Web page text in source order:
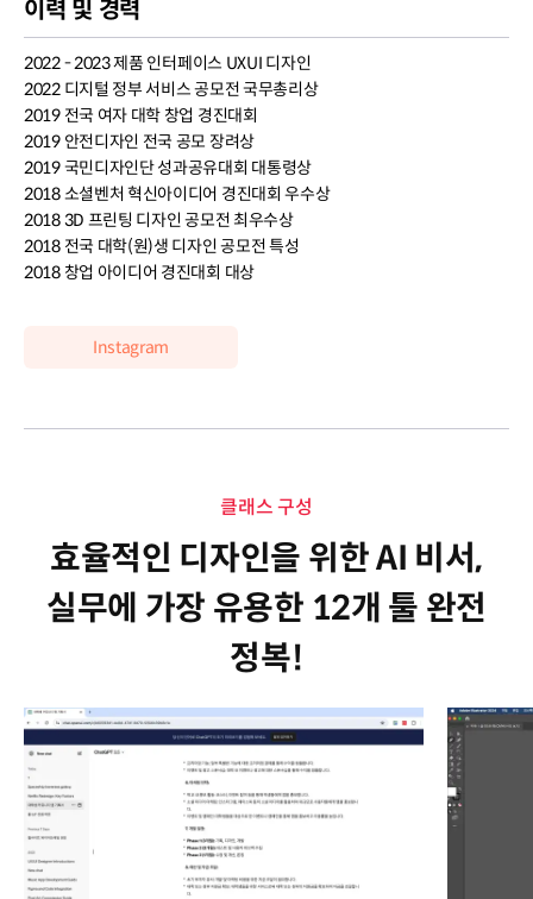
이력 및 경력
2022 - 2023 제품 인터페이스 UXUI 디자인
2022 디지털 정부 서비스 공모전 국무총리상
2019 전국 여자 대학 창업 경진대회
2019 안전디자인 전국 공모 장려상
2019 국민디자인단 성과공유대회 대통령상
2018 소셜벤처 혁신아이디어 경진대회 우수상
2018 3D 프린팅 디자인 공모전 최우수상
2018 전국 대학(원)생 디자인 공모전 특성
2018 창업 아이디어 경진대회 대상
Instagram
클래스 구성
효율적인 디자인을 위한 AI 비서,
실무에 가장 유용한 12개 툴 완전
정복!